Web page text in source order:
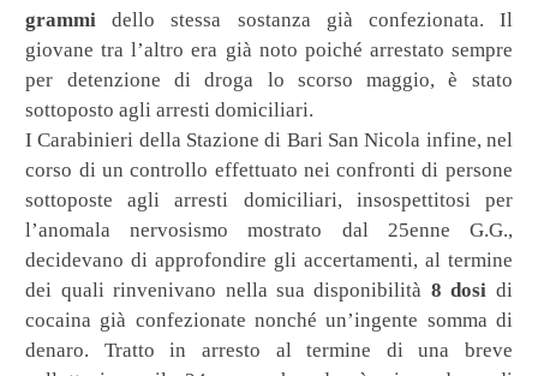
grammi dello stessa sostanza già confezionata. Il
giovane tra l’altro era già noto poiché arrestato sempre
per detenzione di droga lo scorso maggio, è stato
sottoposto agli arresti domiciliari.
I Carabinieri della Stazione di Bari San Nicola infine, nel
corso di un controllo effettuato nei confronti di persone
sottoposte agli arresti domiciliari, insospettitosi per
l’anomala nervosismo mostrato dal 25enne G.G.,
decidevano di approfondire gli accertamenti, al termine
dei quali rinvenivano nella sua disponibilità 8 dosi di
cocaina già confezionate nonché un’ingente somma di
denaro. Tratto in arresto al termine di una breve